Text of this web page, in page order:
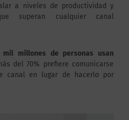
a niveles de productividad y
superan cualquier canal
mil millones de personas usan
del 70% prefiere comunicarse
canal en lugar de hacerlo por